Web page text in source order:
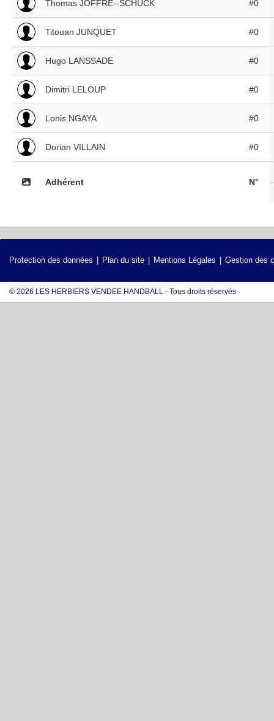
Thomas JOFFRE--SCHUCK #0
Titouan JUNQUET #0
Hugo LANSSADE #0
Dimitri LELOUP #0
Lonis NGAYA #0
Dorian VILLAIN #0
Adhérent N°
Protection des données Plan du site Mentions Légales Gestion des
© 2026 LES HERBIERS VENDEE HANDBALL - Tous droits réservés